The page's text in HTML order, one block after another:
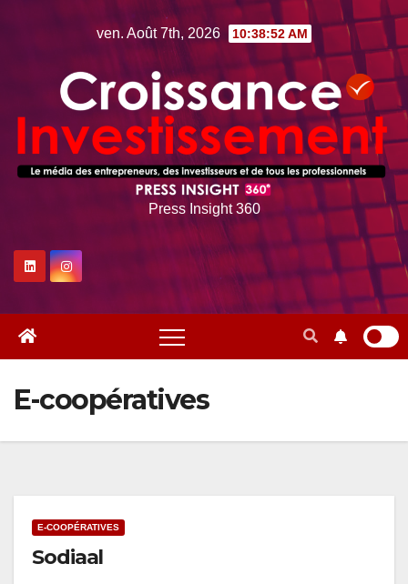
ven. Août 7th, 2026 10:38:53 AM
Press Insight 360
E-coopératives
E-COOPÉRATIVES
Sodiaal